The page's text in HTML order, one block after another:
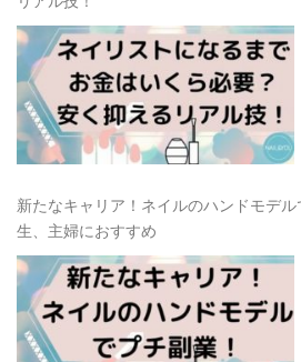
新たなキャリア！ネイルのハンドモデ
生、主婦におすすめ